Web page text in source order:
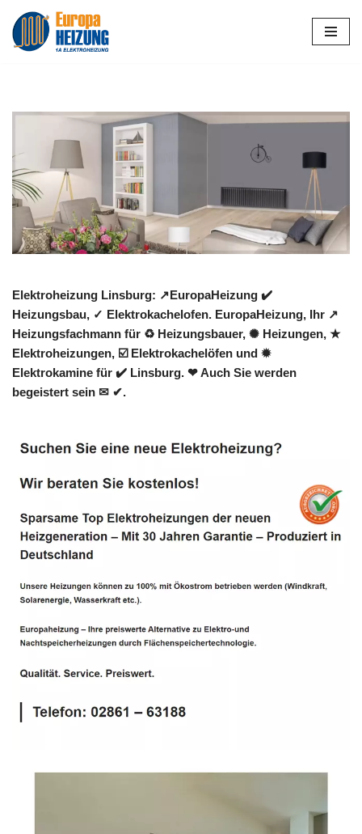
Zum
Elektroheizung Linsburg: ↗️EuropaHeizung ✔️
Heizungsbau, ✓ Elektrokachelofen. EuropaHeizung, Ihr ↗️
Heizungsfachmann für ♻ Heizungsbauer, ✺ Heizungen, ★
Elektroheizungen, ☑️ Elektrokachelöfen und ✹
Elektrokamine für ✔️ Linsburg. ❤ Auch Sie werden
begeistert sein ✉ ✔.